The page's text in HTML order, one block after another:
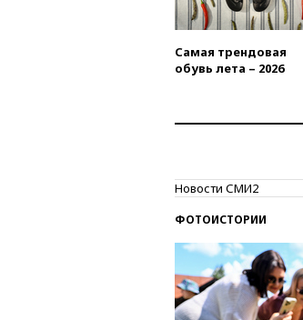
Самая трендовая
обувь лета – 2026
Новости СМИ2
ФОТОИСТОРИИ